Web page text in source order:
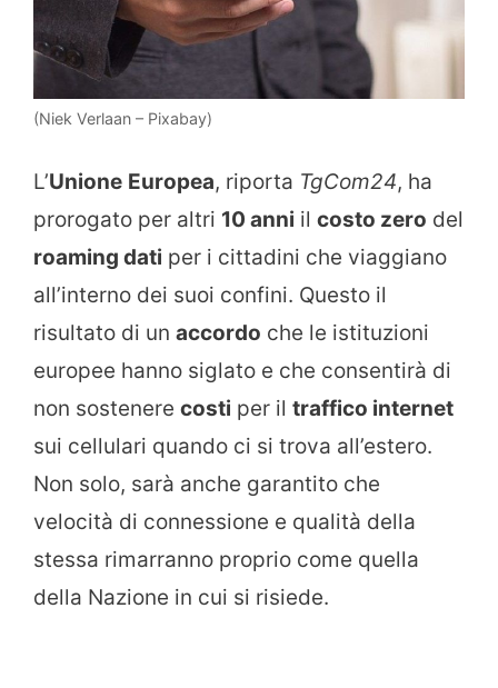
(Niek Verlaan – Pixabay)
L’Unione Europea, riporta TgCom24, ha
prorogato per altri 10 anni il costo zero del
roaming dati per i cittadini che viaggiano
all’interno dei suoi confini. Questo il
risultato di un accordo che le istituzioni
europee hanno siglato e che consentirà di
non sostenere costi per il traffico internet
sui cellulari quando ci si trova all’estero.
Non solo, sarà anche garantito che
velocità di connessione e qualità della
stessa rimarranno proprio come quella
della Nazione in cui si risiede.